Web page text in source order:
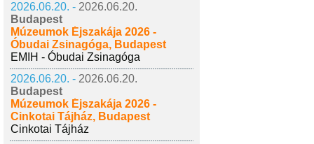
2026.06.20. - 2026.06.20.
Budapest
Múzeumok Éjszakája 2026 -
Óbudai Zsinagóga, Budapest
EMIH - Óbudai Zsinagóga
2026.06.20. - 2026.06.20.
Budapest
Múzeumok Éjszakája 2026 -
Cinkotai Tájház, Budapest
Cinkotai Tájház